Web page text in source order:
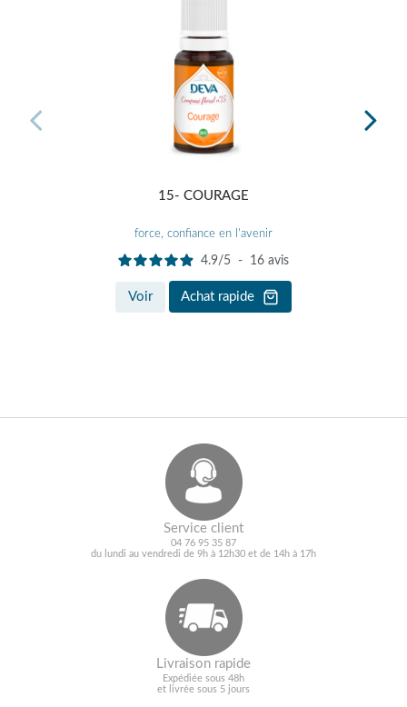
15- COURAGE
force, confiance en l'avenir
4.9/5 - 16 avis
Voir Achat rapide
Service client
04 76 95 35 87
du lundi au vendredi de 9h à 12h30 et de 14h à 17h
Livraison rapide
Expédiée sous 48h
et livrée sous 5 jours